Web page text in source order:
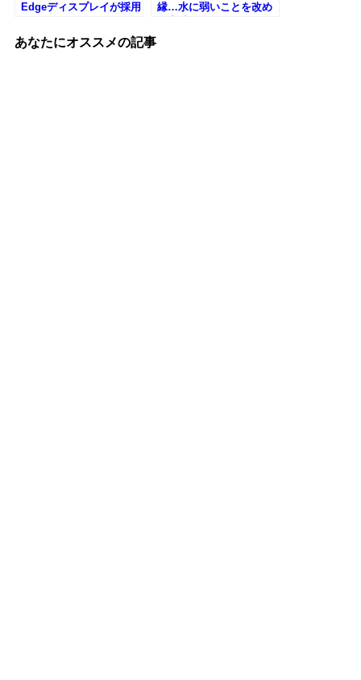
Edgeディスプレイが採用
縁…水に弱いことを改め
あなたにオススメの記事